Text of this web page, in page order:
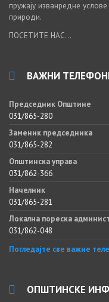
пружају изванредне
природи.
ПОСЕТИТЕ НАС...
ВАЖНИ
Председник Општине
031/865-280
Заменик председника
031/865-282
Општинска управа
031/862-366
Начелник
031/865-281
Локална пореска
031/862-048
Погледајте све важне
ОПШТИНСКЕ